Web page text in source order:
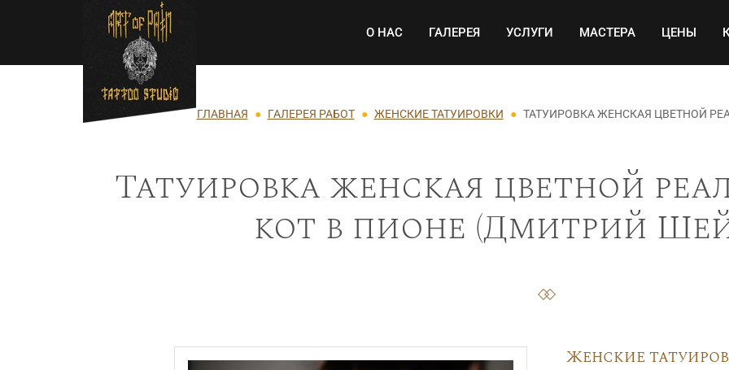
Перейти к основному содержанию Основная навигация
О НАС ГАЛЕРЕЯ УСЛУГИ МАСТЕРА ЦЕНЫ
Строка навигации
ГЛАВНАЯ ГАЛЕРЕЯ РАБОТ ЖЕНСКИЕ ТАТУИРОВКИ ТАТУИРОВКА ЖЕНСКАЯ ЦВЕТНОЙ
Татуировка женская цветной
кот в пионе (Дмитрий
Женские